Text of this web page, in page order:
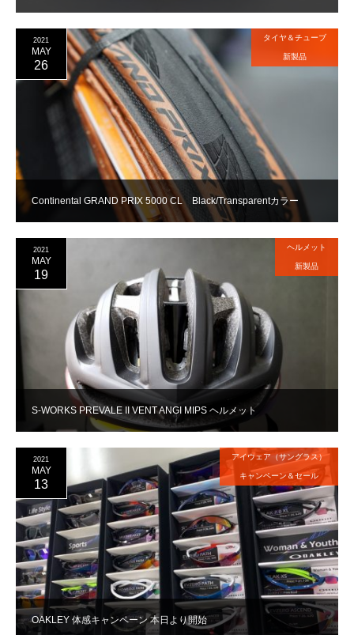
Continental GRAND PRIX 5000 CL Black/Transparentカラー
2021
MAY
26
タイヤ＆チューブ
新製品
S-WORKS PREVALE II VENT ANGI MIPS ヘルメット
2021
MAY
19
ヘルメット
新製品
OAKLEY 体感キャンペーン 本日より開始
2021
MAY
13
アイウェア（サングラス）
キャンペーン＆セール